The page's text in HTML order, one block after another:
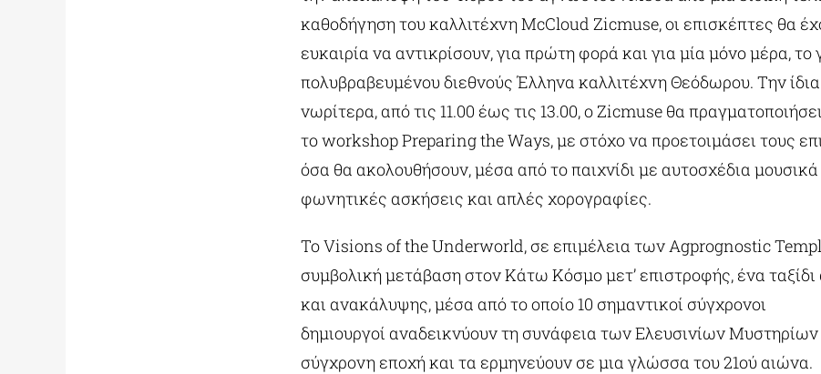
καθοδήγηση του καλλιτέχνη McCloud Zicmuse, οι επισκέπτες θα
ευκαιρία να αντικρίσουν, για πρώτη φορά και για μία μόνο μέρα, το
πολυβραβευμένου διεθνούς Έλληνα καλλιτέχνη Θεόδωρου. Την
νωρίτερα, από τις 11.00 έως τις 13.00, ο Zicmuse θα πραγματοποιήσει
το workshop Preparing the Ways, με στόχο να προετοιμάσει τους
όσα θα ακολουθήσουν, μέσα από το παιχνίδι με αυτοσχέδια
φωνητικές ασκήσεις και απλές χορογραφίες.
Το Visions of the Underworld, σε επιμέλεια των Agprognostic
συμβολική μετάβαση στον Κάτω Κόσμο μετ’ επιστροφής, ένα
και ανακάλυψης, μέσα από το οποίο 10 σημαντικοί σύγχρονοι
δημιουργοί αναδεικνύουν τη συνάφεια των Ελευσινίων
σύγχρονη εποχή και τα ερμηνεύουν σε μια γλώσσα του 21ού αιώνα.